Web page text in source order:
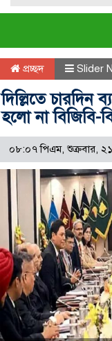
প্রচ্ছদ Slider
দিল্লিতে চারদিন
হলো না বিজিবি-
০৮:০৭ পিএম, শুক্রবার,